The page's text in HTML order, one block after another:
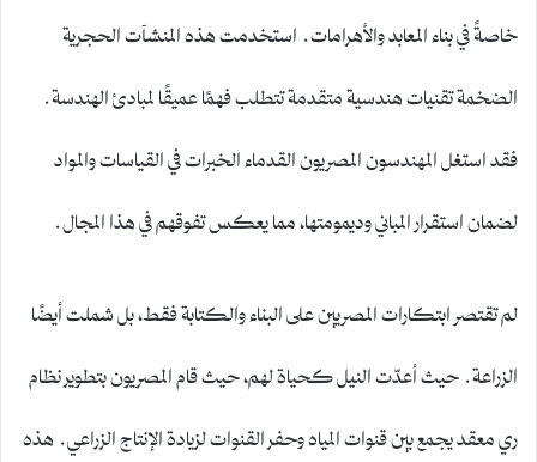
خاصةً في بناء المعابد والأهرامات. استخدمت هذه المنشآت الحجرية
الضخمة تقنيات هندسية متقدمة تتطلب فهمًا عميقًا لمبادئ الهندسة.
فقد استغل المهندسون المصريون القدماء الخبرات في القياسات والمواد
لضمان استقرار المباني وديمومتها، مما يعكس تفوقهم في هذا المجال.
لم تقتصر ابتكارات المصريين على البناء والكتابة فقط، بل شملت أيضًا
الزراعة. حيث أعدّت النيل كحياة لهم، حيث قام المصريون بتطوير نظام
ري معقد يجمع بين قنوات المياه وحفر القنوات لزيادة الإنتاج الزراعي. هذه